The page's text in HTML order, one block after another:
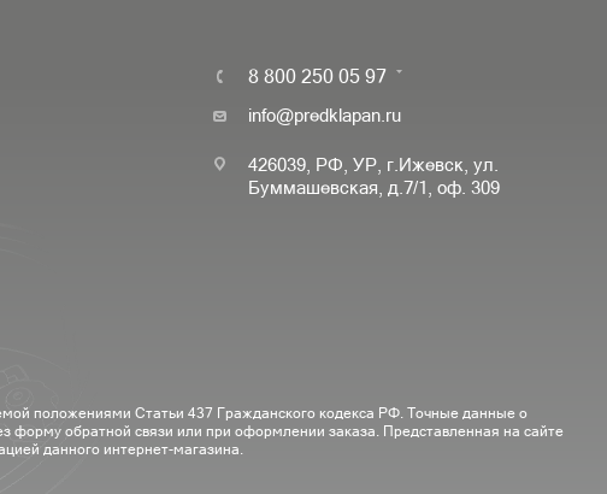
8 800 250 05 97
info@predklapan.ru
426039, РФ, УР, г.Ижевск, ул.
Буммашевская, д.7/1, оф. 309
положениями Статьи 437 Гражданского кодекса РФ. Точные данные о
форму обратной связи или при оформлении заказа. Представленная на сайте
данного интернет-магазина.